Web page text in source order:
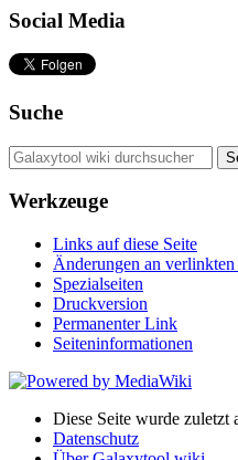
Social Media
Suche
Werkzeuge
Links auf diese Seite
Änderungen an verlinkten
Spezialseiten
Druckversion
Permanenter Link
Seiten­informationen
Diese Seite wurde zuletzt
Datenschutz